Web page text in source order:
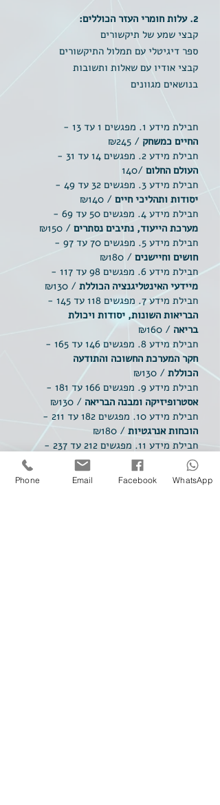
2. עלות חומרי העזר הכוללים:
קבצי שמע של תיקשורים
ספר דיגיטלי עם תמלול התיקשורים
קבצי אודיו עם שאלות ותשובות
בנושאים מגוונים
​חבילת מידע 1. מפגשים 1 עד 13 -
החיים כמשחק /
₪245
​חבילת מידע 2. מפגשים 14 עד 31 -
העולם החלום /140
​חבילת מידע 3. מפגשים 32 עד 49 -
יסודות ותהליכי חיים /
₪140
​חבילת מידע 4. מפגשים 50 עד 69 -
מערכת הייעוד, נתיבים נסתרים /
₪150
​חבילת מידע 5. מפגשים 70 עד 97 -
חושים וחיישנים /
₪180
​חבילת מידע 6. מפגשים 98 עד 117 -
מיידעי האינטליגנציה הכוללת /
₪130
​חבילת מידע 7. מפגשים 118 עד 145 -
הבריאות השונות, יסודות ויכולת
בריאה /
₪160
​חבילת מידע 8. מפגשים 146 עד 165 -
חקר המערכת החשוכה והתודעה
הכוללת /
₪130
​חבילת מידע 9. מפגשים 166 עד 181 -
אסטרופיזיקה ומבנה הבריאה /
₪130
​חבילת מידע 10. מפגשים 182 עד 211 -
הוכחות אנרגטיות /
₪180
​חבילת מידע 11. מפגשים 212 עד 237 -
יכולת מימוש ויכולת שיבוש /
₪170
​חבילת מידע 12. מפגשים 238 עד 269 -
Phone Email Facebook WhatsApp